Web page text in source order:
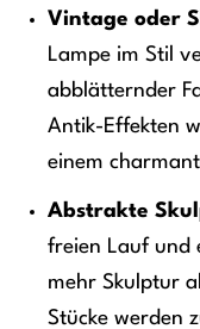
Vintage oder
Lampe im Stil
abblätternder
Antik-Effekten
einem
Abstrakte
freien Lauf und
mehr Skulptur
Stücke werden